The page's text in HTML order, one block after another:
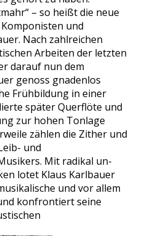
– so heißt die neue
und
Nach zahlreichen
Arbeiten der letzten
darauf nun dem
genoss gnadenlos
Frühbildung in einer
später Querflöte und
zur hohen Tonlage
zählen die Zither und
und
Mit radikal un-
lotet Klaus Karlbauer
und vor allem
konfrontiert seine